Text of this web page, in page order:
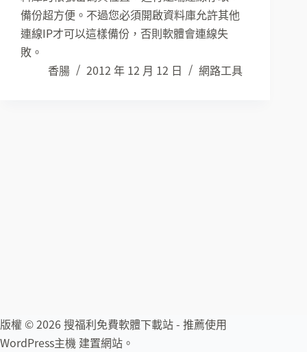
備份超方便。不過您必須開啟資料庫允許其他
連線IP才可以這樣備份，否則軟體會連線失
敗。
香腸
2012 年 12 月 12 日 網路工具
版權 © 2026 搜福利免費軟體下載站 - 推薦使用
WordPress主機 建置網站。